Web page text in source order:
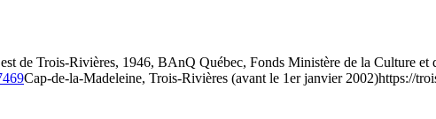
de Trois-Rivières, 1946, BAnQ Québec, Fonds Ministère de la Culture
Cap-de-la-Madeleine, Trois-Rivières (avant le 1er janvier 2002)https://